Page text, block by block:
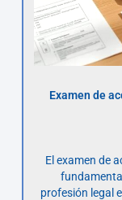
Examen de
El examen de
profesión legal